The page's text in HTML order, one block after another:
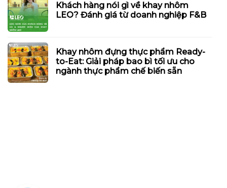
Khách hàng nói gì về khay nhôm
LEO? Đánh giá từ doanh nghiệp F&B
Khay nhôm đựng thực phẩm Ready-
to-Eat: Giải pháp bao bì tối ưu cho
ngành thực phẩm chế biến sẵn